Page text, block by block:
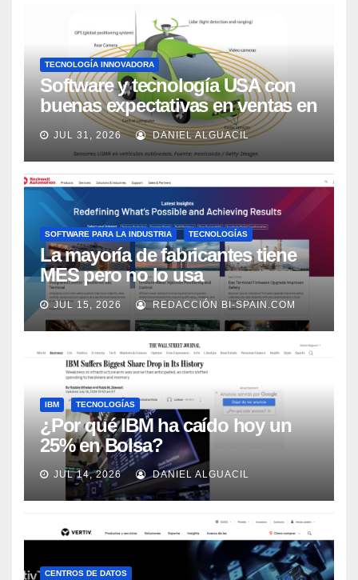
TECNOLOGÍA INNOVADORA
Software y tecnología USA con
buenas expectativas en ventas en
los próximos 2 años, según
Market Watch
JUL 31, 2026 DANIEL ALGUACIL
SOFTWARE PARA LA INDUSTRIA TECNOLOGÍAS
La mayoría de fabricantes tiene
MES pero no lo usa
adecuadamente, según Rockwell
Automation
JUL 15, 2026 REDACCIÓN BI-SPAIN.COM
IBM TECNOLOGÍAS
¿Por qué IBM ha caído hoy un
25% en Bolsa?
JUL 14, 2026 DANIEL ALGUACIL
CENTROS DE DATOS